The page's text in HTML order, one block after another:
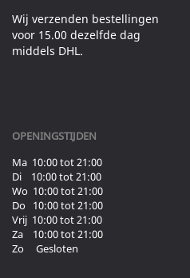
Wij verzenden bestellingen
voor 15.00 dezelfde dag
middels DHL.
OPENINGSTIJDEN
Ma 10:00 tot 21:00
Di 10:00 tot 21:00
Wo 10:00 tot 21:00
Do 10:00 tot 21:00
Vrij 10:00 tot 21:00
Za 10:00 tot 21:00
Zo Gesloten